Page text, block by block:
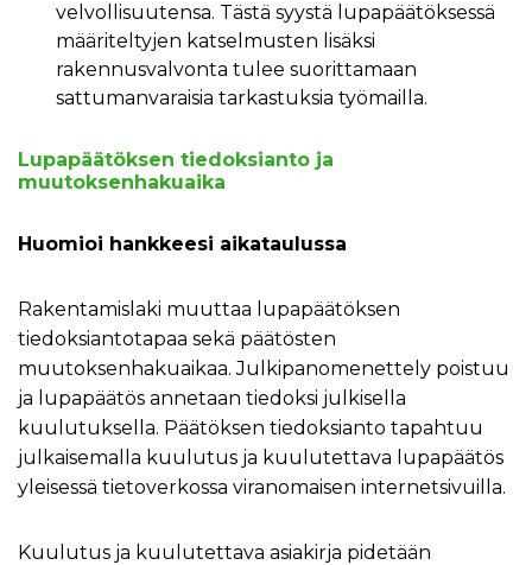
velvollisuutensa. Tästä syystä lupapäätöksessä
määriteltyjen katselmusten lisäksi
rakennusvalvonta tulee suorittamaan
sattumanvaraisia tarkastuksia työmailla.
Lupapäätöksen tiedoksianto ja
muutoksenhakuaika
Huomioi hankkeesi aikataulussa
Rakentamislaki muuttaa lupapäätöksen
tiedoksiantotapaa sekä päätösten
muutoksenhakuaikaa. Julkipanomenettely poistuu
ja lupapäätös annetaan tiedoksi julkisella
kuulutuksella. Päätöksen tiedoksianto tapahtuu
julkaisemalla kuulutus ja kuulutettava lupapäätös
yleisessä tietoverkossa viranomaisen internetsivuilla.
Kuulutus ja kuulutettava asiakirja pidetään